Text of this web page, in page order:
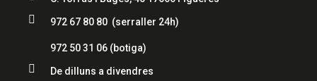
 972 67 80 80 (serraller 24h)
972 50 31 06(botiga)

De dilluns a divendres